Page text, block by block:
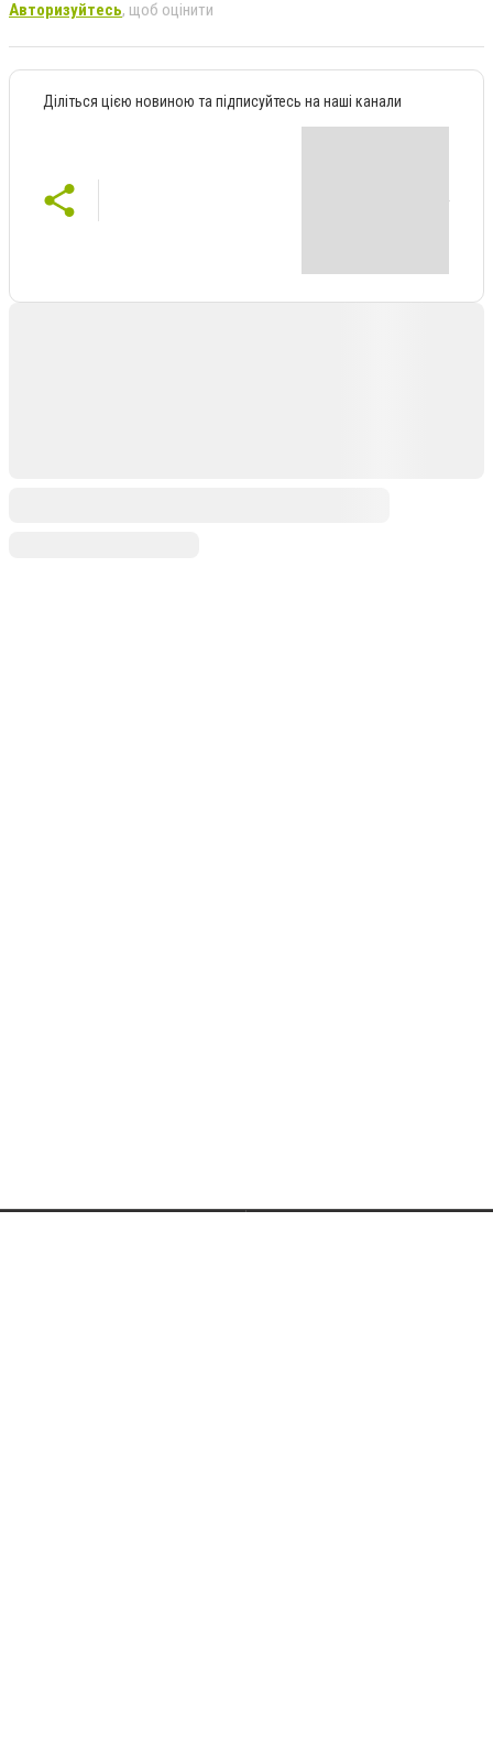
Авторизуйтесь, щоб оцінити
Діліться цією новиною та підписуйтесь на наші канали